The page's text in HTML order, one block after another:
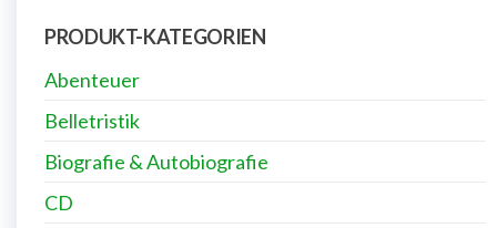
PRODUKT-KATEGORIEN
Abenteuer
Belletristik
Biografie & Autobiografie
CD